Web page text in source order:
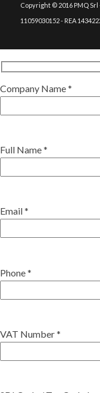
Copyright © 2016 PMQ Srl
11059030152 - REA
Company Name *
Full Name *
Email *
Phone *
VAT Number *